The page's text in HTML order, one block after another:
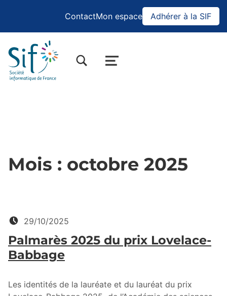
ContactMon espace Adhérer à la SIF
BASCULER LA BOÎTE DE DIALOGUE DU FORMULAIRE DE RECHERCHE
MENU
Mois : octobre 2025
29/10/2025
Palmarès 2025 du prix Lovelace-
Babbage
Les identités de la lauréate et du lauréat du prix